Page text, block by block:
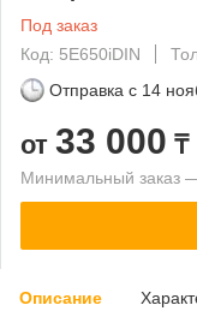
Под заказ
Код: 5E650iDIN
Отправка с 14
от 33 000 ₸
Минимальный заказ
Описание